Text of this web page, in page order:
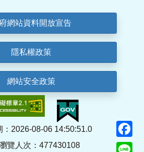
網站資料開放宣告
隱私權政策
網站安全政策
：2026-08-06 14:50:51.0
覽人次：477430108